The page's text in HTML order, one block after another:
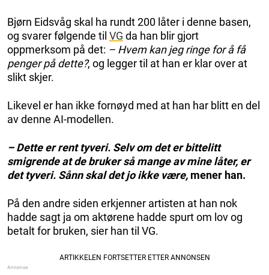
Bjørn Eidsvåg skal ha rundt 200 låter i denne basen,
og svarer følgende til VG da han blir gjort
oppmerksom på det: – Hvem kan jeg ringe for å få
penger på dette?, og legger til at han er klar over at
slikt skjer.
Likevel er han ikke fornøyd med at han har blitt en del
av denne AI-modellen.
– Dette er rent tyveri. Selv om det er bittelitt
smigrende at de bruker så mange av mine låter, er
det tyveri. Sånn skal det jo ikke være, mener han.
På den andre siden erkjenner artisten at han nok
hadde sagt ja om aktørene hadde spurt om lov og
betalt for bruken, sier han til VG.